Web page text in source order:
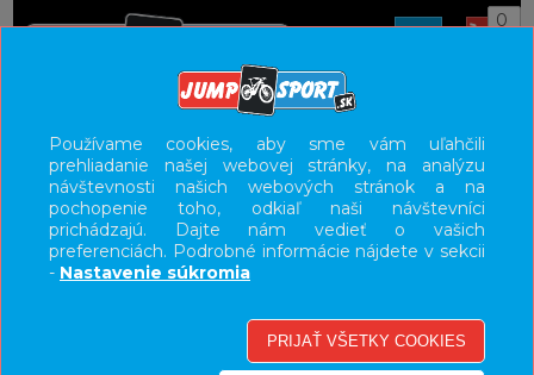
0
E-BIKE HORSKÉ HARDTAIL, PEVNÉ
UŽÍVATEĽSKÝ PANEL
KATEGÓRIE
VÝPREDAJ - VŠETKO
Používame cookies, aby sme vám uľahčili
prehliadanie našej webovej stránky, na analýzu
návštevnosti našich webových stránok a na
pochopenie toho, odkiaľ naši návštevníci
prichádzajú. Dajte nám vedieť o vašich
preferenciách. Podrobné informácie nájdete v sekcii
- Nastavenie súkromia